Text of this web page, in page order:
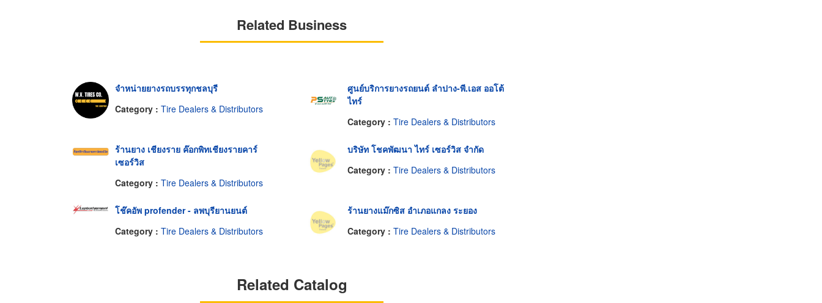
Related Business
จำหน่ายยางรถบรรทุกชลบุรี
Category : Tire Dealers & Distributors
ศูนย์บริการยางรถยนต์ ลำปาง-พี.เอส ออโต้
ไทร์
Category : Tire Dealers & Distributors
ร้านยาง เชียงราย ค๊อกพิทเชียงรายคาร์
เซอร์วิส
Category : Tire Dealers & Distributors
บริษัท โชคพัฒนา ไทร์ เซอร์วิส จำกัด
Category : Tire Dealers & Distributors
โช๊คอัพ profender - ลพบุรียานยนต์
Category : Tire Dealers & Distributors
ร้านยางแม๊กซิส อำเภอแกลง ระยอง
Category : Tire Dealers & Distributors
Related Catalog